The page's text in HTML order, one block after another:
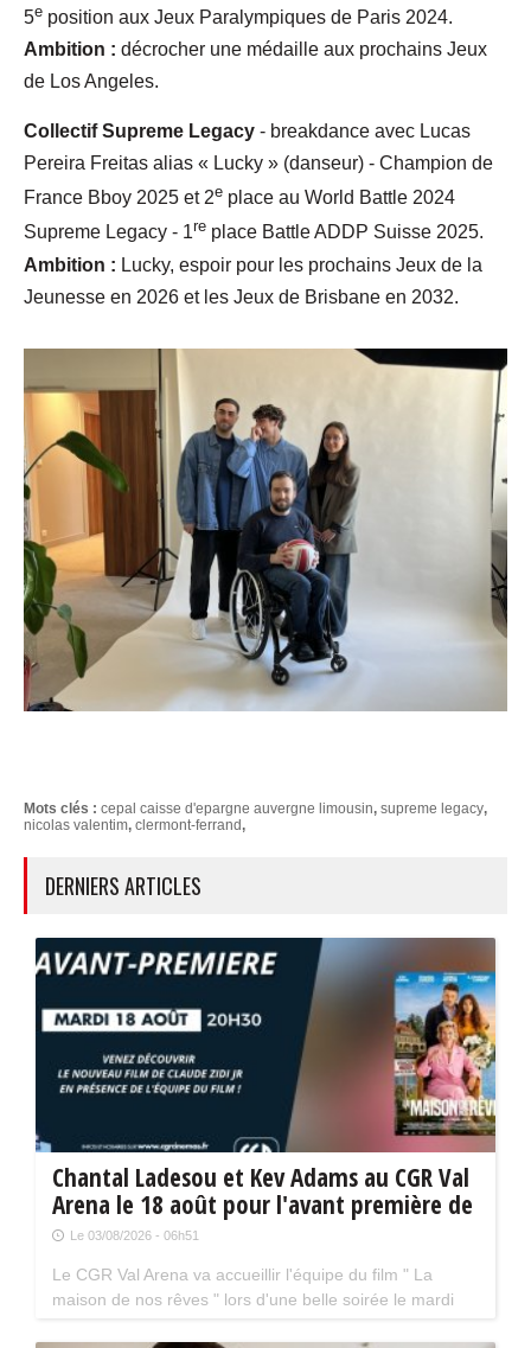
5e position aux Jeux Paralympiques de Paris 2024.
Ambition : décrocher une médaille aux prochains Jeux
de Los Angeles.
Collectif Supreme Legacy - breakdance avec Lucas
Pereira Freitas alias « Lucky » (danseur) - Champion de
France Bboy 2025 et 2e place au World Battle 2024
Supreme Legacy - 1re place Battle ADDP Suisse 2025.
Ambition : Lucky, espoir pour les prochains Jeux de la
Jeunesse en 2026 et les Jeux de Brisbane en 2032.
Mots clés : cepal caisse d'epargne auvergne limousin, supreme legacy,
nicolas valentim, clermont-ferrand,
DERNIERS ARTICLES
Chantal Ladesou et Kev Adams au CGR Val
Arena le 18 août pour l'avant première de
" La maison de nos rêves "
Le 03/08/2026 - 06h51
Le CGR Val Arena va accueillir l'équipe du film " La
maison de nos rêves " lors d'une belle soirée le mardi